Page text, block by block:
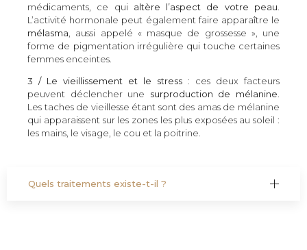
médicaments, ce qui altère l’aspect de votre peau
L’activité hormonale peut également faire apparaître le
mélasma , aussi appelé « masque de grossesse », une
forme de pigmentation irrégulière qui touche certaines
femmes enceintes.
3 / Le vieillissement et le stress : ces deux facteurs
peuvent déclencher une surproduction de mélanine
Les taches de vieillesse étant sont des amas de mélanine
qui apparaissent sur les zones les plus exposées au soleil :
les mains, le visage, le cou et la poitrine.
Quels traitements existe-t-il ?